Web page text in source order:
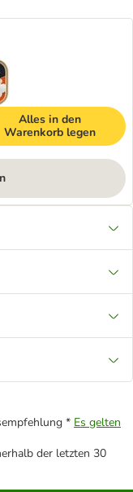
Alles in den
Warenkorb legen
* Es gelten
der letzten 30